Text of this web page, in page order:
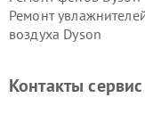
Ремонт
воздуха Dyson
Контакты